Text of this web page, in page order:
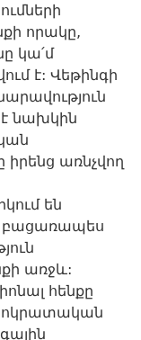
որակը,
կա՛մ
է: Վեթինգի
է նախկին
իրենց առնչվող
են
բացառապես
առջև:
հենքը